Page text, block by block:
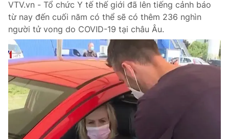
VTV.vn - Tổ chức Y tế thế giới đã lên tiếng cảnh báo
từ nay đến cuối năm có thể sẽ có thêm 236 nghìn
người tử vong do COVID-19 tại châu Âu.